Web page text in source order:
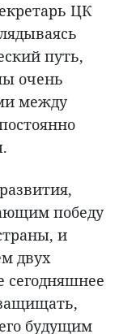
ЦК
путь,
очень
между
победу
и
двух
сегодняшнее
будущим